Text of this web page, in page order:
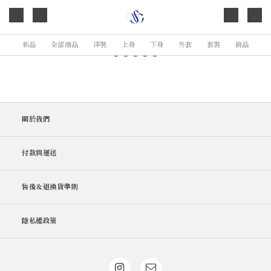
0
新品 全部商品 洋裝 上身 下身 外套 套裝 飾品
關於我們
付款與運送
售後＆退換貨準則
隱私權政策